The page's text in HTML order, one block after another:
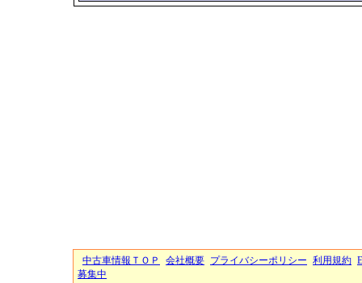
中古車情報ＴＯＰ 会社概要 プライバシーポリシー 利用規約
募集中